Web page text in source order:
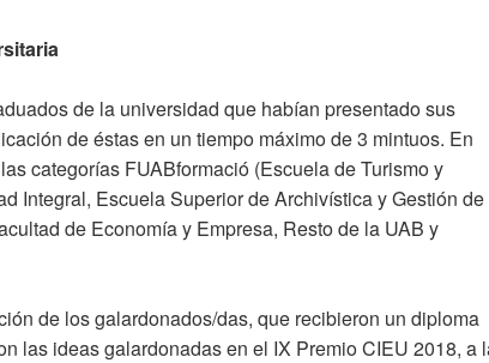
de la universidad que habían presentado sus
de éstas en un tiempo máximo de 3 mintuos. En
categorías FUABformació (Escuela de Turismo y
Integral, Escuela Superior de Archivística y Gestión de
de Economía y Empresa, Resto de la UAB y
de los galardonados/das, que recibieron un diploma
las ideas galardonadas en el IX Premio CIEU 2018, a